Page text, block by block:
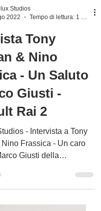
Load video
Studios
2022
Tempo di lettura: 1 min
Tony
& Nino
- Un Saluto
Giusti -